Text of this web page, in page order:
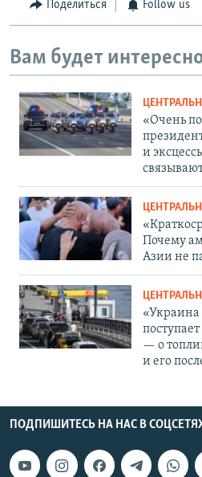
Поделиться Follow us
Вам будет
«Очень
и
Почему
Азии не
— о
и его
ПОДПИШИТЕСЬ НА НАС В